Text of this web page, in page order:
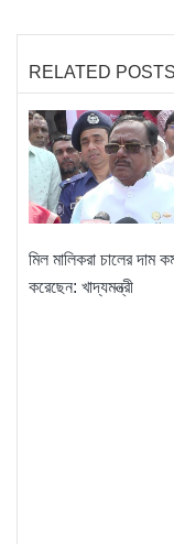
RELATED POSTS
মিল মালিকরা চালের দাম
করেছেন: খাদ্যমন্ত্রী